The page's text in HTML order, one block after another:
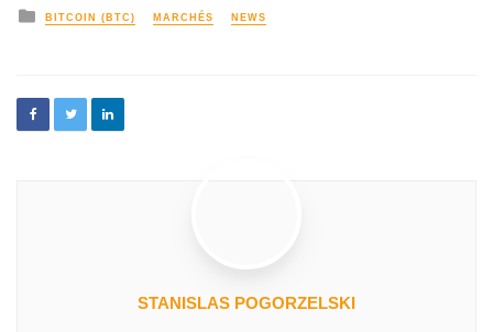
BITCOIN (BTC) MARCHÉS NEWS
STANISLAS POGORZELSKI